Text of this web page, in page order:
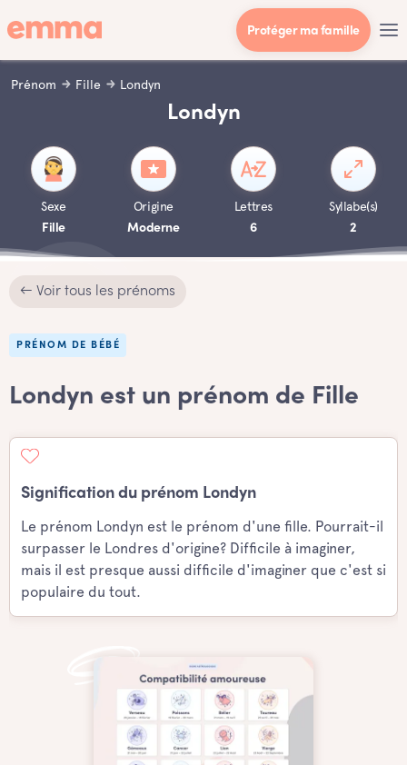
Protéger ma famille
Prénom Fille Londyn
Londyn
Sexe
Fille
Origine
Moderne
Lettres
6
Syllabe(s)
2
← Voir tous les prénoms
PRÉNOM DE BÉBÉ
Londyn est un prénom de Fille
Signification du prénom Londyn
Le prénom Londyn est le prénom d'une fille. Pourrait-il
surpasser le Londres d'origine? Difficile à imaginer,
mais il est presque aussi difficile d'imaginer que c'est si
populaire du tout.